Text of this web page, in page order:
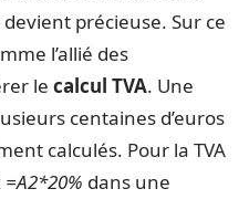
précieuse. Sur ce
l’allié des
le calcul TVA. Une
centaines d’euros
calculés. Pour la TVA
=A2*20% dans une